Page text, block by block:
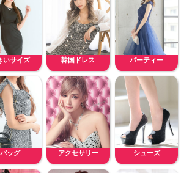
いサイズ 韓国ドレス パーティー
バッグ アクセサリー シューズ